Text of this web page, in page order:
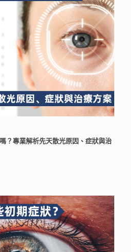
？專業解析先天散光原因、症狀與治